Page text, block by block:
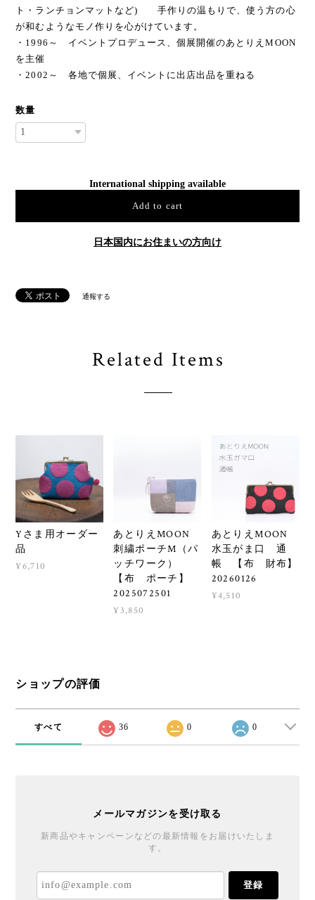
ト・ランチョンマットなど) 手作りの温もりで、使う方の心
が和むようなモノ作りを心がけています。
・1996～ イベントプロデュース、個展開催のあとりえMOON
を主催
・2002～ 各地で個展、イベントに出店出品を重ねる
数量
International shipping available
Add to cart
日本国内にお住まいの方向け
通報する
Related Items
Yさま用オーダー
品
¥6,710
あとりえMOON
刺繍ポーチM（パ
ッチワーク）
【布 ポーチ】
2025072501
¥3,850
あとりえMOON
水玉がま口 通
帳 【布 財布】
20260126
¥4,510
ショップの評価
すべて 36 0 0
メールマガジンを受け取る
新商品やキャンペーンなどの最新情報をお届けいたしま
す。
登録